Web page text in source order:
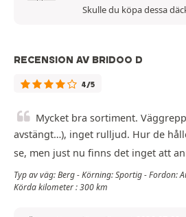
Skulle du köpa dessa
RECENSION AV BRIDOO D
4/5
Mycket bra sortiment.
avstängt…), inget rulljud. Hur de
se, men just nu finns det inget att
Typ av väg: Berg - Körning: Sportig - Fordon:
Körda kilometer : 300 km